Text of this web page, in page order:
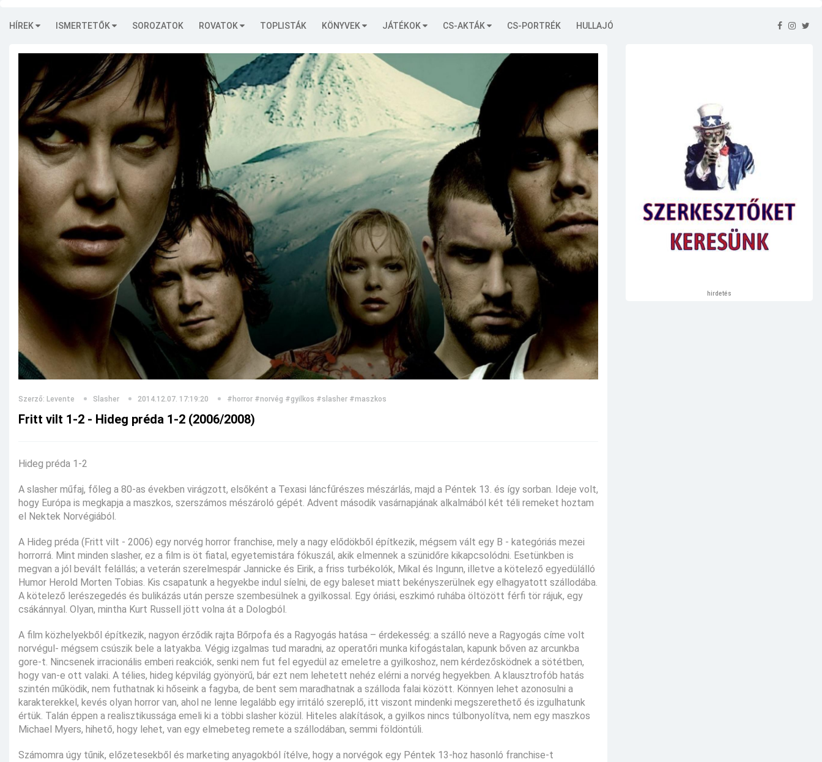
HÍREK ISMERTETŐK SOROZATOK ROVATOK TOPLISTÁK KÖNYVEK JÁTÉKOK CS-AKTÁK CS-PORTRÉK HULLAJÓ
Szerző: Levente Slasher 2014.12.07. 17:19:20 #horror #norvég #gyilkos #slasher #maszkos
Fritt vilt 1-2 - Hideg préda 1-2 (2006/2008)
Hideg préda 1-2
A slasher műfaj, főleg a 80-as években virágzott, elsőként a Texasi láncfűrészes mészárlás, majd a Péntek 13. és így sorban. Ideje volt,
hogy Európa is megkapja a maszkos, szerszámos mészároló gépét. Advent második vasárnapjának alkalmából két téli remeket hoztam
el Nektek Norvégiából.
A Hideg préda (Fritt vilt - 2006) egy norvég horror franchise, mely a nagy elődökből építkezik, mégsem vált egy B - kategóriás mezei
horrorrá. Mint minden slasher, ez a film is öt fiatal, egyetemistára fókuszál, akik elmennek a szünidőre kikapcsolódni. Esetünkben is
megvan a jól bevált felállás; a veterán szerelmespár Jannicke és Eirik, a friss turbékolók, Mikal és Ingunn, illetve a kötelező egyedülálló
Humor Herold Morten Tobias. Kis csapatunk a hegyekbe indul síelni, de egy baleset miatt bekényszerülnek egy elhagyatott szállodába.
A kötelező lerészegedés és bulikázás után persze szembesülnek a gyilkossal. Egy óriási, eszkimó ruhába öltözött férfi tör rájuk, egy
csákánnyal. Olyan, mintha Kurt Russell jött volna át a Dologból.
A film közhelyekből építkezik, nagyon érződik rajta Bőrpofa és a Ragyogás hatása – érdekesség: a szálló neve a Ragyogás címe volt
norvégul- mégsem csúszik bele a latyakba. Végig izgalmas tud maradni, az operatőri munka kifogástalan, kapunk bőven az arcunkba
gore-t. Nincsenek irracionális emberi reakciók, senki nem fut fel egyedül az emeletre a gyilkoshoz, nem kérdezősködnek a sötétben,
hogy van-e ott valaki. A télies, hideg képvilág gyönyörű, bár ezt nem lehetett nehéz elérni a norvég hegyekben. A klausztrofób hatás
szintén működik, nem futhatnak ki hőseink a fagyba, de bent sem maradhatnak a szálloda falai között. Könnyen lehet azonosulni a
karakterekkel, kevés olyan horror van, ahol ne lenne legalább egy irritáló szereplő, itt viszont mindenki megszerethető és izgulhatunk
értük. Talán éppen a realisztikussága emeli ki a többi slasher közül. Hiteles alakítások, a gyilkos nincs túlbonyolítva, nem egy maszkos
Michael Myers, hihető, hogy lehet, van egy elmebeteg remete a szállodában, semmi földöntúli.
Számomra úgy tűnik, előzetesekből és marketing anyagokból ítélve, hogy a norvégok egy Péntek 13-hoz hasonló franchise-t
hirdetés